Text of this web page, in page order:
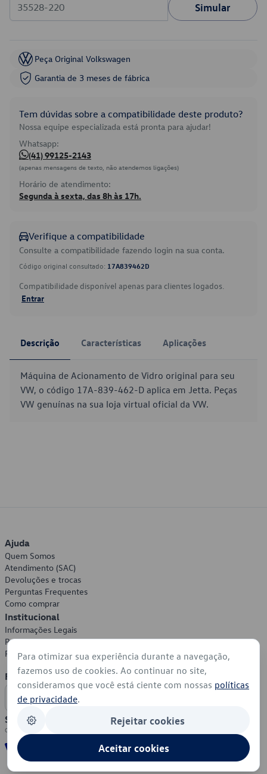
Simular
Peça Original Volkswagen
Garantia de 3 meses de fábrica
Tem dúvidas sobre a compatibilidade deste produto?
Nossa equipe especializada está pronta para ajudar!
Whatsapp:
(41) 99125-2143
(apenas mensagens de texto, não atendemos ligações)
Horário de atendimento:
Segunda à sexta, das 8h às 17h.
Verifique a compatibilidade
Consulte a compatibilidade fazendo login na sua conta.
Código original consultado: 17A839462D
Compatibilidade disponível apenas para clientes logados.
Entrar
Descrição Características Aplicações
Máquina de Acionamento de Vidro original para seu
VW, o código 17A-839-462-D aplica em Jetta. Peças
VW genuínas na sua loja virtual oficial da VW.
Ajuda
Quem Somos
Atendimento (SAC)
Devoluções e trocas
Perguntas Frequentes
Como comprar
Institucional
Informações Legais
Política de Privacidade
Política de Cookies
Formas de Pagamento
Segurança
Para otimizar sua experiência durante a navegação,
fazemos uso de cookies. Ao continuar no site,
consideramos que você está ciente com nossas políticas
de privacidade.
Rejeitar cookies
Aceitar cookies